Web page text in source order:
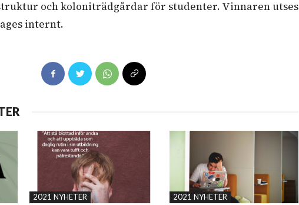
och koloniträdgårdar för studenter. Vinnaren utses
internt.
2021 NYHETER 2021 NYHETER